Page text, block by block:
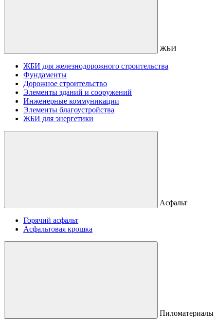
ЖБИ
ЖБИ для железнодорожного строительства
Фундаменты
Дорожное строительство
Элементы зданий и сооружений
Инженерные коммуникации
Элементы благоустройства
ЖБИ для энергетики
Асфальт
Горячий асфальт
Асфальтовая крошка
Пиломатериалы